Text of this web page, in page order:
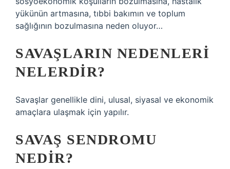
yükünün artmasına, tıbbi bakımın ve toplum
sağlığının bozulmasına neden oluyor…
SAVAŞLARIN NEDENLERI
NELERDIR?
Savaşlar genellikle dini, ulusal, siyasal ve ekonomik
amaçlara ulaşmak için yapılır.
SAVAŞ SENDROMU
NEDIR?